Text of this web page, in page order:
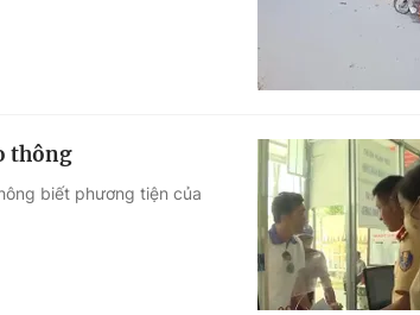
thông
biết phương tiện của